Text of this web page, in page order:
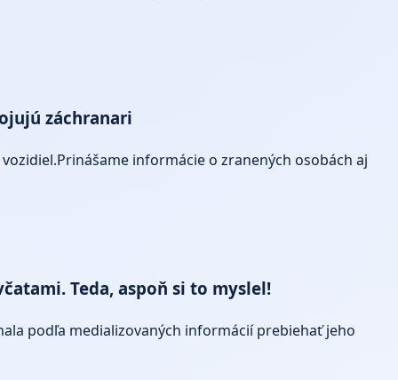
záchranari
informácie o zranených osobách aj
Teda, aspoň si to myslel!
podľa medializovaných informácií prebiehať jeho